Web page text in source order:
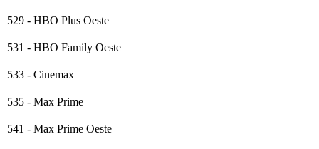
529 - HBO Plus Oeste
531 - HBO Family Oeste
533 - Cinemax
535 - Max Prime
541 - Max Prime Oeste